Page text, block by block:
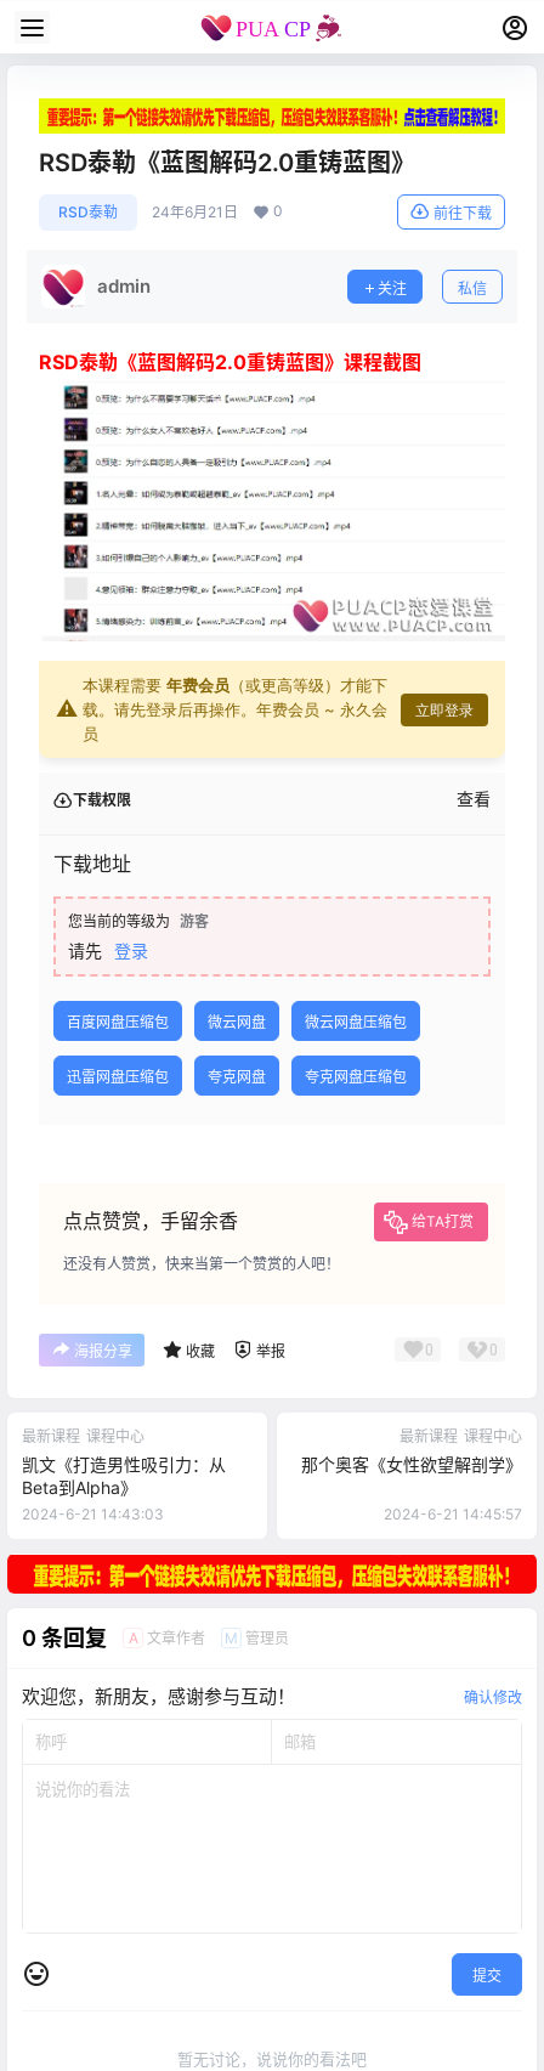
RSD泰勒《蓝图解码2.0重铸蓝图》
RSD泰勒 24年6月21日 0 前往下载
admin 关注 私信
RSD泰勒《蓝图解码2.0重铸蓝图》课程截图
⚠
本课程需要 年费会员 （或更高等级）才能下
载。请先登录后再操作。 年费会员 ~ 永久会
员
立即登录
下载权限 查看
下载地址
您当前的等级为 游客
请先 登录
百度网盘压缩包 微云网盘 微云网盘压缩包
迅雷网盘压缩包 夸克网盘 夸克网盘压缩包
点点赞赏，手留余香 给TA打赏
还没有人赞赏，快来当第一个赞赏的人吧！
海报分享 收藏 举报 0 0
最新课程 课程中心
凯文《打造男性吸引力：从
Beta到Alpha》
2024-6-21 14:43:03
最新课程 课程中心
那个奥客《女性欲望解剖学》
2024-6-21 14:45:57
0 条回复 A 文章作者 M 管理员
欢迎您，新朋友，感谢参与互动！ 确认修改
提交
暂无讨论，说说你的看法吧